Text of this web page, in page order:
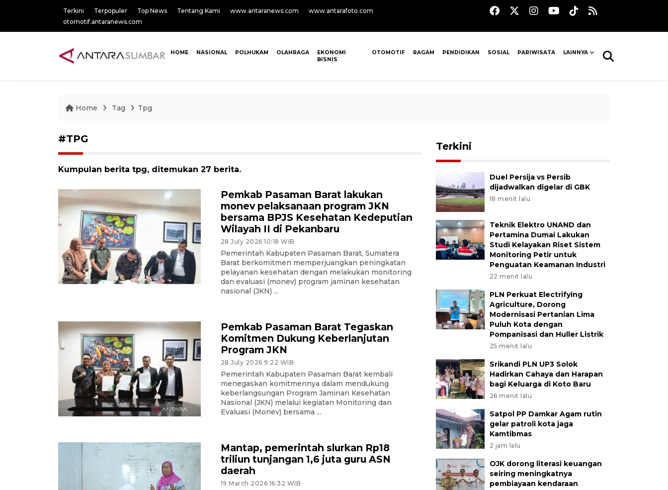
Terkini Terpopuler Top News Tentang Kami www.antaranews.com
www.antarafoto.com
otomotif.antaranews.com
HOME NASIONAL POLHUKAM OLAHRAGA
EKONOMI
BISNIS
OTOMOTIF RAGAM PENDIDIKAN SOSIAL PARIWISATA LAINNYA
Home Tag Tpg
#TPG
Kumpulan berita tpg, ditemukan 27 berita.
Pemkab Pasaman Barat lakukan
monev pelaksanaan program JKN
bersama BPJS Kesehatan Kedeputian
Wilayah II di Pekanbaru
28 July 2026 10:18 WIB
Pemerintah Kabupaten Pasaman Barat, Sumatera
Barat berkomitmen memperjuangkan peningkatan
pelayanan kesehatan dengan melakukan monitoring
dan evaluasi (monev) program jaminan kesehatan
nasional (JKN) ...
Pemkab Pasaman Barat Tegaskan
Komitmen Dukung Keberlanjutan
Program JKN
28 July 2026 9:22 WIB
Pemerintah Kabupaten Pasaman Barat kembali
menegaskan komitmennya dalam mendukung
keberlangsungan Program Jaminan Kesehatan
Nasional (JKN) melalui kegiatan Monitoring dan
Evaluasi (Monev) bersama ...
Mantap, pemerintah slurkan Rp18
triliun tunjangan 1,6 juta guru ASN
daerah
19 March 2026 16:32 WIB
Terkini
Duel Persija vs Persib
dijadwalkan digelar di GBK
18 menit lalu
Teknik Elektro UNAND dan
Pertamina Dumai Lakukan
Studi Kelayakan Riset Sistem
Monitoring Petir untuk
Penguatan Keamanan Industri
22 menit lalu
PLN Perkuat Electrifying
Agriculture, Dorong
Modernisasi Pertanian Lima
Puluh Kota dengan
Pompanisasi dan Huller Listrik
25 menit lalu
Srikandi PLN UP3 Solok
Hadirkan Cahaya dan Harapan
bagi Keluarga di Koto Baru
26 menit lalu
Satpol PP Damkar Agam rutin
gelar patroli kota jaga
Kamtibmas
2 jam lalu
OJK dorong literasi keuangan
seiring meningkatnya
pembiayaan kendaraan